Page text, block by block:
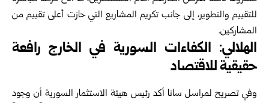
للتقييم والتطوير، إلى جانب تكريم المشاريع التي حازت أعلى تقييم من
المشاركين.
الهلالي: الكفاءات السورية في الخارج رافعة
حقيقية للاقتصاد
وفي تصريح لمراسل سانا أكد رئيس هيئة الاستثمار السورية أن وجود